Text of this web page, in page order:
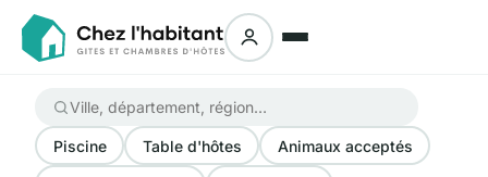
Piscine Table d'hôtes Animaux acceptés